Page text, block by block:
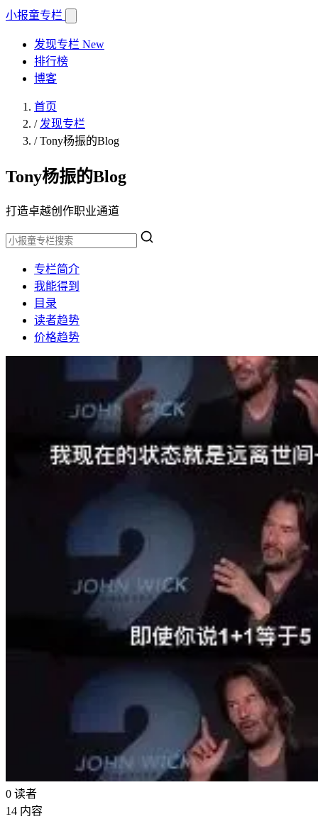
小报童专栏
发现专栏 New
排行榜
博客
首页
/ 发现专栏
/Tony杨振的Blog
Tony杨振的Blog
打造卓越创作职业通道
专栏简介
我能得到
目录
读者趋势
价格趋势
0 读者
14 内容